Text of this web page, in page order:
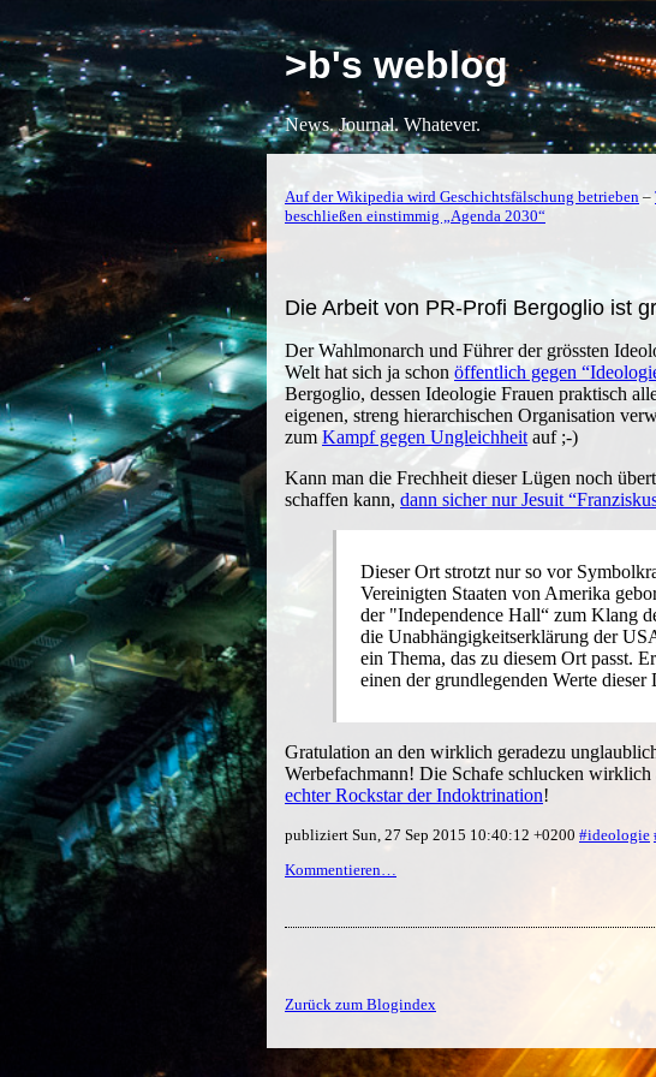
>b's weblog
News. Journal. Whatever.
Auf der Wikipedia wird Geschichtsfälschung betrieben –
beschließen einstimmig „Agenda 2030“
Die Arbeit von PR-Profi Bergoglio ist
Der Wahlmonarch und Führer der grössten
Welt hat sich ja schon öffentlich gegen
Bergoglio, dessen Ideologie Frauen praktisch
eigenen, streng hierarchischen Organisation
zum Kampf gegen Ungleichheit auf ;-)
Kann man die Frechheit dieser Lügen noch
schaffen kann, dann sicher nur Jesuit
Dieser Ort strotzt nur so vor
Vereinigten Staaten von Amerika
der "Independence Hall“ zum Klang
die Unabhängigkeitserklärung der
ein Thema, das zu diesem Ort passt.
einen der grundlegenden Werte
Gratulation an den wirklich geradezu
Werbefachmann! Die Schafe schlucken
echter Rockstar der Indoktrination!
publiziert Sun, 27 Sep 2015 10:40:12 +0200 #ideologie
Kommentieren…
Zurück zum Blogindex